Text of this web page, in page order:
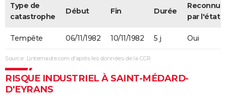
Type de
catastrophe
Début Fin Durée
Reconnue
par l'état
Tempête 06/11/1982 10/11/1982 5 j Oui
Source : Linternaute.com d'après les données de la CCR
RISQUE INDUSTRIEL À SAINT-MÉDARD-
D'EYRANS